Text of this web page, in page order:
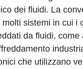
dei fluidi. La
sistemi in cui i
da fluidi, come
che utilizzano